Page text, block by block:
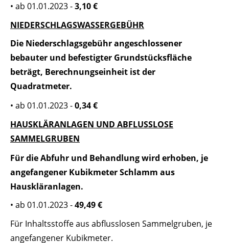
• ab 01.01.2023 -3,10 €
NIEDERSCHLAGSWASSERGEBÜHR
Die Niederschlagsgebühr angeschlossener
bebauter und befestigter Grundstücksfläche
beträgt, Berechnungseinheit ist der
Quadratmeter.
• ab 01.01.2023 -0,34 €
HAUSKLÄRANLAGEN UND ABFLUSSLOSE
SAMMELGRUBEN
Für die Abfuhr und Behandlung wird erhoben‭, ‬je
angefangener Kubikmeter ‬‬‬‬Schlamm aus
Hauskläranlagen‭.
• ab 01.01.2023 -49,49 €
Für Inhaltsstoffe aus abflusslosen Sammelgruben, je
angefangener Kubikmeter‭.‬